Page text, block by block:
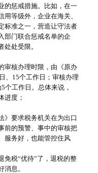
的惩戒措施。比如，在一
等级外，企业在海关、
标准之一，营造让守法者
部门联合惩戒名单的企
处受限。
审核办理时限，由《原办
、15个工作日；审核办理
个工作日。总体来说，
进度；
》要求税务机关在为出口
前的预警、事中的审核把
服务好，也能管控住风
免税“优待”了，退税的整
息。